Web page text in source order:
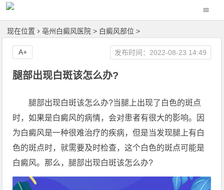
现在位置 亳州白癜风医院 > 白癜风部位 >
腿部出现白斑该怎么办?
发布时间：2022-08-23 14:49
A+
腿部出现白斑该怎么办?当腿上出现了白色的斑点
时，如果是白癜风的病情，会对患者有很大的影响。因
为白癜风是一种很难治疗的疾病，但是当发现腿上有白
色的斑点时，就需要及时检查，这个白色的斑点可能是
白癜风。那么，腿部出现白斑该怎么办?